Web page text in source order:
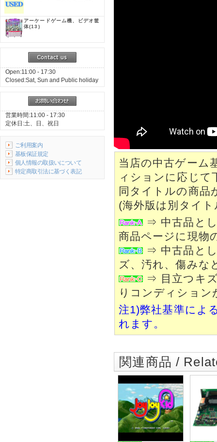
アーケードゲーム機、ビデオ筐
体(13)
Open:11:00 - 17:30
Closed:Sat, Sun and Public holiday
営業時間:11:00 - 17:30
定休日:土、日、祝日
ご利用案内
基板保証規定
個人情報の取扱いについて
特定商取引法に基づく表記
当店の中古ゲーム
ィションに応じて
同タイトルの商品
(海外版は別タイ
⇒ 中古品とし
商品ページに現物
⇒ 中古品とし
ズ、汚れ、傷みな
⇒ 目立つキズ
りコンディション
注1)弊社基準によ
れます。
関連商品 /